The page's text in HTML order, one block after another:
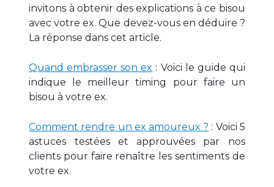
invitons à obtenir des explications à ce bisou
avec votre ex. Que devez-vous en déduire ?
La réponse dans cet article.
Quand embrasser son ex : Voici le guide qui
indique le meilleur timing pour faire un
bisou à votre ex.
Comment rendre un ex amoureux ? : Voici 5
astuces testées et approuvées par nos
clients pour faire renaître les sentiments de
votre ex.